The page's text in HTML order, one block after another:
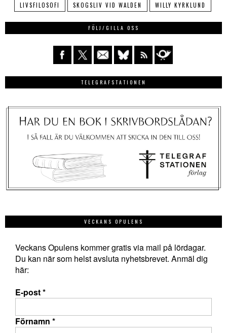
LIVSFILOSOFI
SKOGSLIV VID WALDEN WILLY KYRKLUND
FÖLJ/GILLA OSS
TELEGRAFSTATIONEN
VECKANS OPULENS
Veckans Opulens kommer gratis via mail på lördagar.
Du kan när som helst avsluta nyhetsbrevet. Anmäl dig
här:
E-post*
Förnamn *